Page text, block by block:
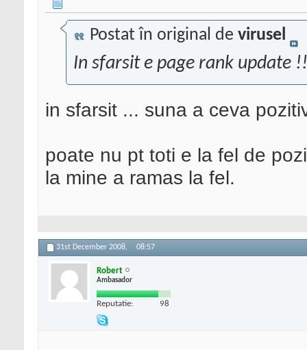
Postat în original de virusel
In sfarsit e page rank update !!
in sfarsit ... suna a ceva
poate nu pt toti e la fel de
la mine a ramas la fel.
31st December 2008, 08:57
Robert
Ambasador
Reputatie: 98